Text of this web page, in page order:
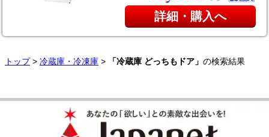
詳細・購入へ
トップ> 冷蔵庫・冷凍庫 > 「冷蔵庫 どっちもドア」 の検索結果